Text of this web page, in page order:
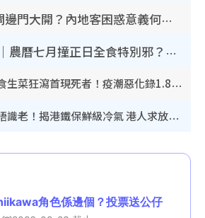
香港山邊鐵閘邊門大開？內地客困惑意義何在！網民神回覆：呢種叫法理性防禦
鬼門開2026｜農曆七月撞正日全食特別邪？專家警告切忌做一事！揭4大禁忌+2招保平安
奪命寄生蟲｜食生菜狂瀉首現死者！疫潮惡化錄1.8萬宗病例 揭洗菜3大謬誤
內地客歎港人唔識老！揭港鐵保鮮級冷氣 港人求放過：咪投訴